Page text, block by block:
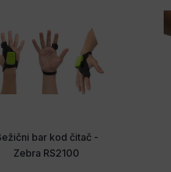
bar kod čitač -
Zebra RS2100